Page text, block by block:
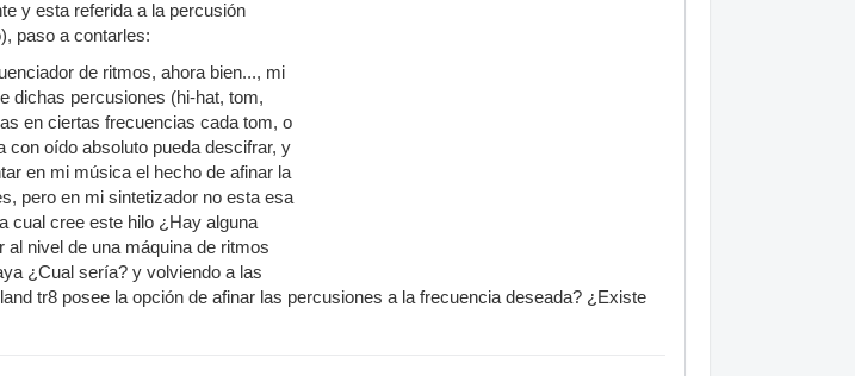
y esta referida a la percusión
paso a contarles:
de ritmos, ahora bien..., mi
dichas percusiones (hi-hat, tom,
en ciertas frecuencias cada tom, o
con oído absoluto pueda descifrar, y
en mi música el hecho de afinar la
pero en mi sintetizador no esta esa
cual cree este hilo ¿Hay alguna
al nivel de una máquina de ritmos
¿Cual sería? y volviendo a las
tr8 posee la opción de afinar las percusiones a la frecuencia deseada? ¿Existe